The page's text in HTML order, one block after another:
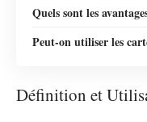
Quels sont les
Peut-on utiliser les
Définition et